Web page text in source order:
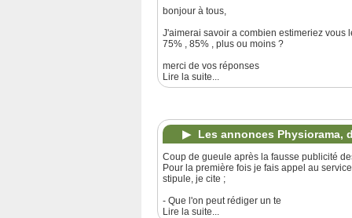
bonjour à tous,
J'aimerai savoir a combien estimeriez vous
75% , 85% , plus ou moins ?
merci de vos réponses
Lire la suite...
Les annonces Physiorama,
Coup de gueule après la fausse publicité
Pour la première fois je fais appel au
stipule, je cite ;
- Que l'on peut rédiger un te
Lire la suite...